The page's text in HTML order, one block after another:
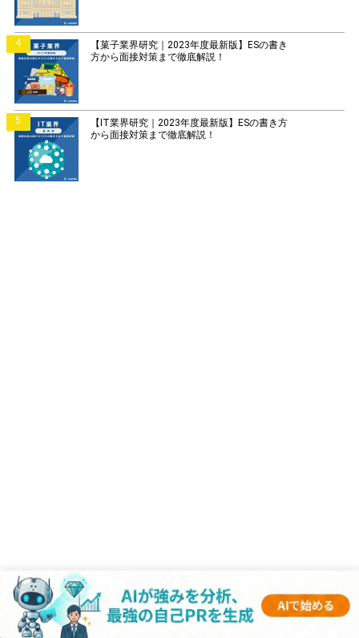
4
【菓子業界研究｜2023年度最新版】ESの書き
方から面接対策まで徹底解説！
5
【IT業界研究｜2023年度最新版】ESの書き方
から面接対策まで徹底解説！